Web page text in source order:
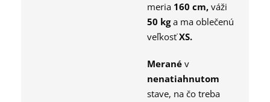
meria 160 cm, váži
50 kga ma oblečenú
veľkosťXS.
Merané v
nenatiahnutom
stave, na čo treba